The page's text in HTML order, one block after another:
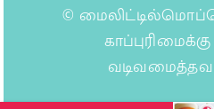
©